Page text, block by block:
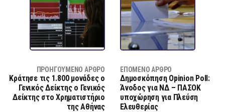
ΠΡΟΗΓΟΎΜΕΝΟ ΆΡΘΡΟ
Κράτησε τις 1.800 μονάδες ο
Γενικός Δείκτης o Γενικός
Δείκτης στο Χρηματιστήριο
της Αθήνας
ΕΠΌΜΕΝΟ ΆΡΘΡΟ
Δημοσκόπηση Opinion Poll:
Άνοδος για ΝΔ – ΠΑΣΟΚ
υποχώρηση για Πλεύση
Ελευθερίας